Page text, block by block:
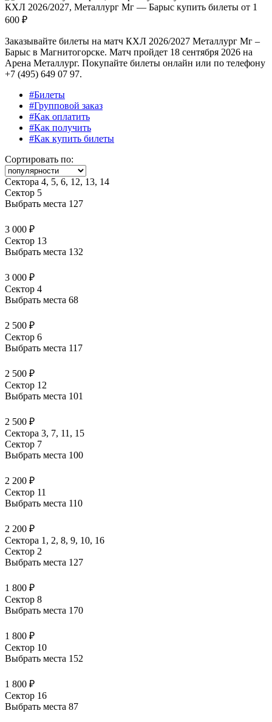
КХЛ 2026/2027, Металлург Мг — Барыс купить билеты от 1
600 ₽
Заказывайте билеты на матч КХЛ 2026/2027 Металлург Мг –
Барыс в Магнитогорске. Матч пройдет 18 сентября 2026 на
Арена Металлург. Покупайте билеты онлайн или по телефону
+7 (495) 649 07 97.
#Билеты
#Групповой заказ
#Как оплатить
#Как получить
#Как купить билеты
Сортировать по:
Сектора 4, 5, 6, 12, 13, 14
Сектор 5
Выбрать места 127
3 000 ₽
Сектор 13
Выбрать места 132
3 000 ₽
Сектор 4
Выбрать места 68
2 500 ₽
Сектор 6
Выбрать места 117
2 500 ₽
Сектор 12
Выбрать места 101
2 500 ₽
Сектора 3, 7, 11, 15
Сектор 7
Выбрать места 100
2 200 ₽
Сектор 11
Выбрать места 110
2 200 ₽
Сектора 1, 2, 8, 9, 10, 16
Сектор 2
Выбрать места 127
1 800 ₽
Сектор 8
Выбрать места 170
1 800 ₽
Сектор 10
Выбрать места 152
1 800 ₽
Сектор 16
Выбрать места 87